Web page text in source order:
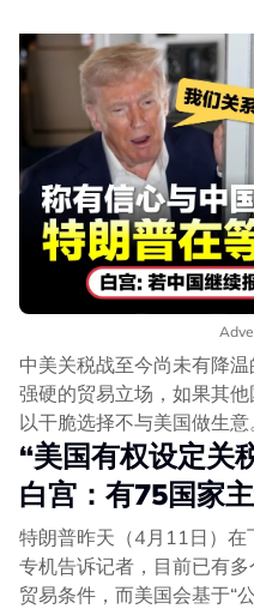
中美关税战至今尚未有降
强硬的贸易立场，如果其
以干脆选择不与美国做生意
“美国有权设定关
白宫：有75国家
特朗普昨天（4月11日）在
专机告诉记者，目前已有
贸易条件，而美国会基于“